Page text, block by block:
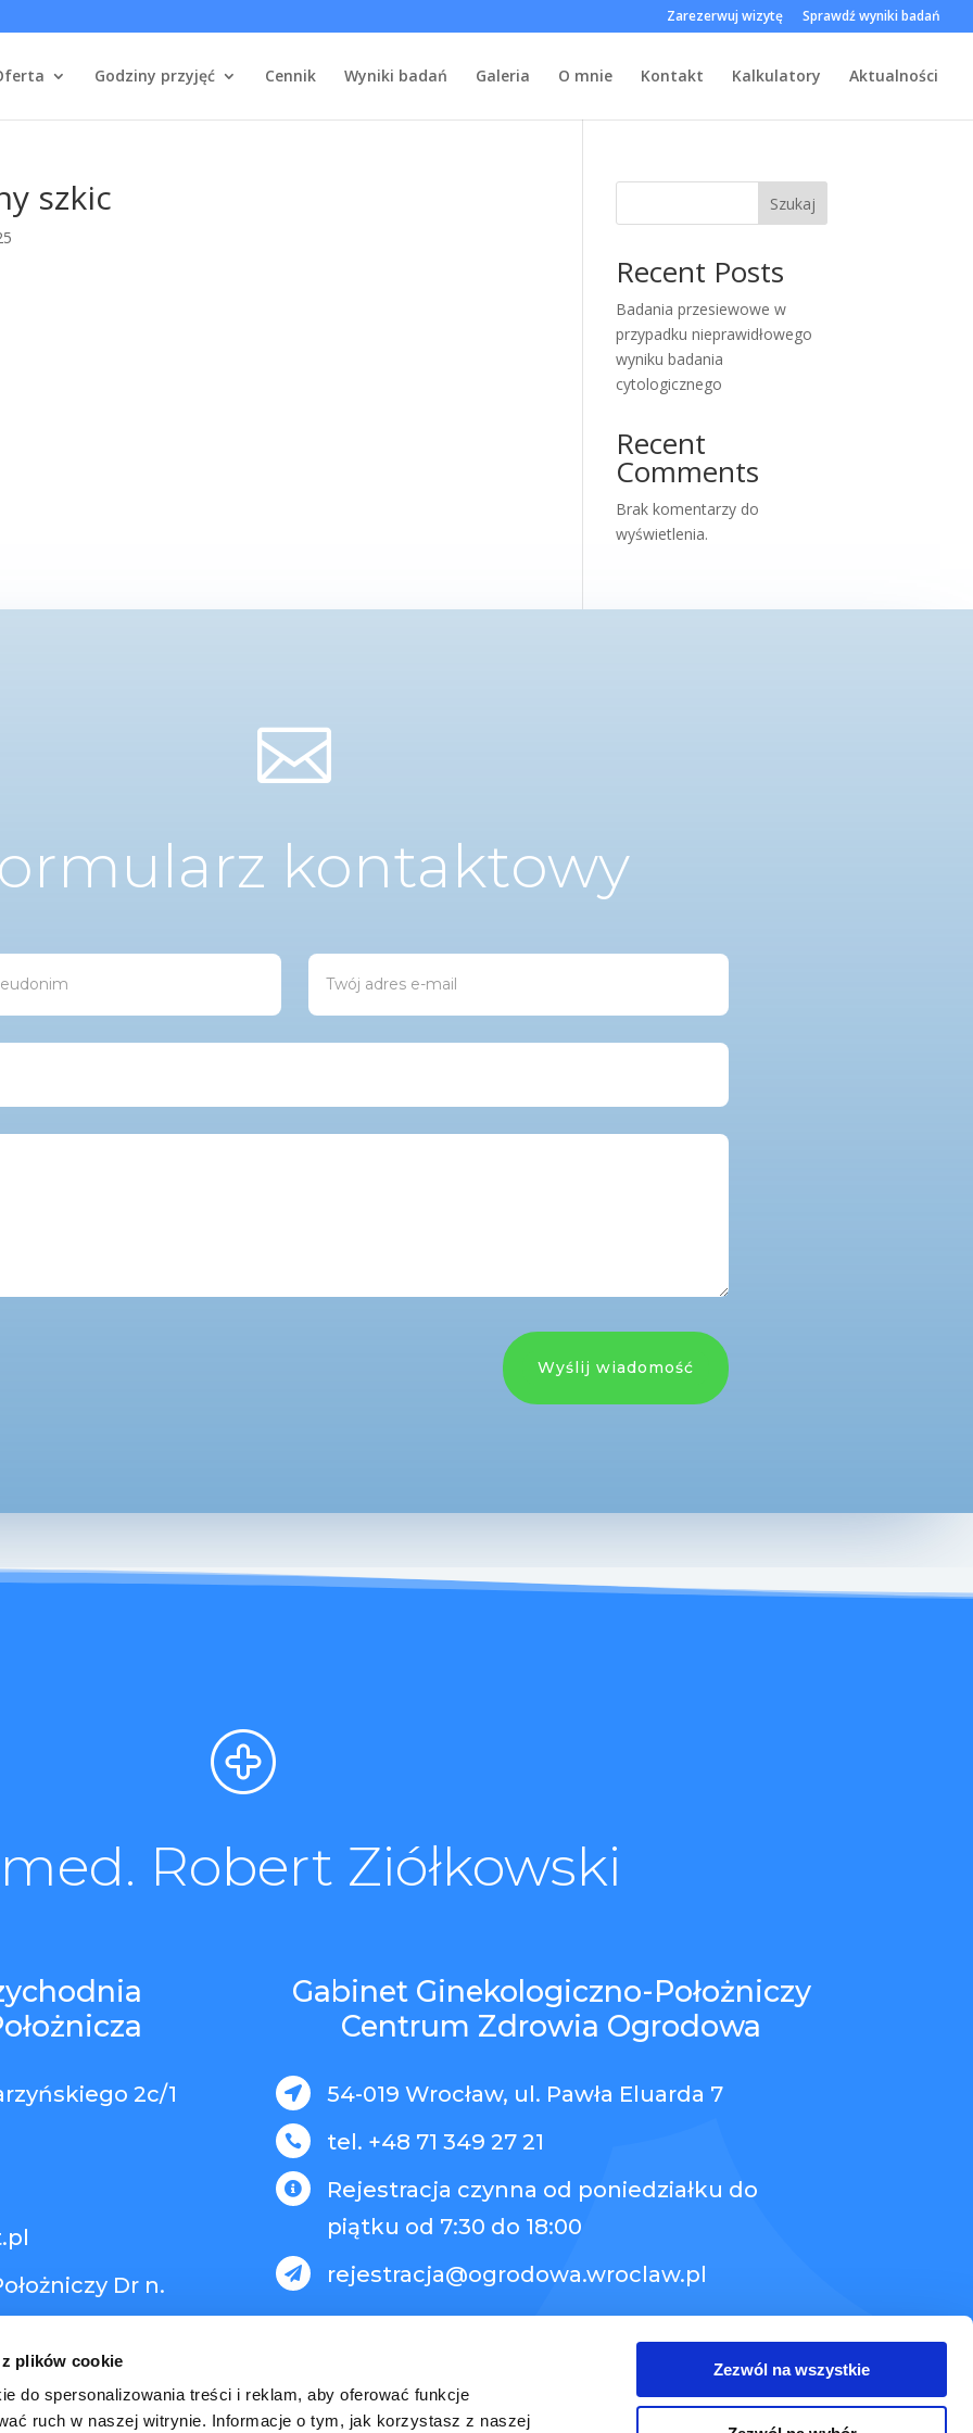
plików cookie
do spersonalizowania treści i reklam, aby oferować funkcje
ruch w naszej witrynie. Informacje o tym, jak korzystasz z naszej
Zezwól na wszystkie
Zarezerwuj wizytę Sprawdź wyniki badań
Godziny przyjęć Cennik Wyniki badań Galeria O mnie Kontakt Kalkulatory Aktualności
szkic Szukaj
Recent Posts
Badania przesiewowe w
przypadku nieprawidłowego
wyniku badania
cytologicznego
Recent
Comments
Brak komentarzy do
wyświetlenia.

kontaktowy
Wyślij wiadomość
Robert Ziółkowski
2c/1
Dr n.
Gabinet Ginekologiczno-Położniczy
Centrum Zdrowia Ogrodowa
 54-019 Wrocław, ul. Pawła Eluarda 7
 tel. +48 71 349 27 21

Rejestracja czynna od poniedziałku do
piątku od 7:30 do 18:00
 rejestracja@ogrodowa.wroclaw.pl